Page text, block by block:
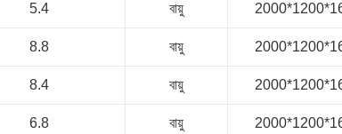
5.4 বায়ু
8.8 বায়ু
8.4 বায়ু
6.8 বায়ু